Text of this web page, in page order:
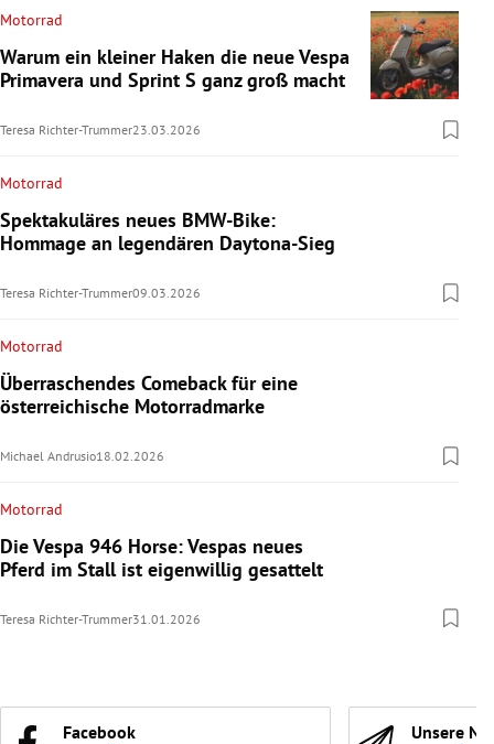
Motorrad
Warum ein kleiner Haken die neue Vespa
Primavera und Sprint S ganz groß macht
Teresa Richter-Trummer23.03.2026
Motorrad
Spektakuläres neues BMW-Bike:
Hommage an legendären Daytona-Sieg
Teresa Richter-Trummer09.03.2026
Motorrad
Überraschendes Comeback für eine
österreichische Motorradmarke
Michael Andrusio18.02.2026
Motorrad
Die Vespa 946 Horse: Vespas neues
Pferd im Stall ist eigenwillig gesattelt
Teresa Richter-Trummer31.01.2026
Facebook Unsere